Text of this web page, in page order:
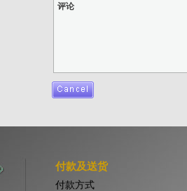
评论
付款及送货
付款方式